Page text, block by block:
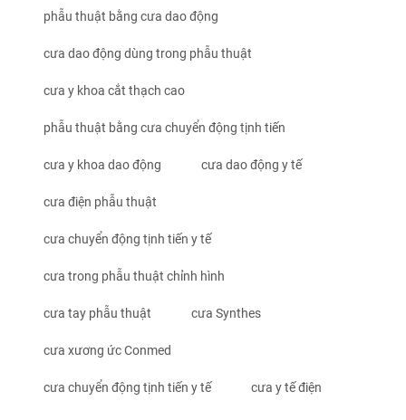
phẫu thuật bằng cưa dao động
cưa dao động dùng trong phẫu thuật
cưa y khoa cắt thạch cao
phẫu thuật bằng cưa chuyển động tịnh tiến
cưa y khoa dao động cưa dao động y tế
cưa điện phẫu thuật
cưa chuyển động tịnh tiến y tế
cưa trong phẫu thuật chỉnh hình
cưa tay phẫu thuật cưa Synthes
cưa xương ức Conmed
cưa chuyển động tịnh tiến y tế cưa y tế điện